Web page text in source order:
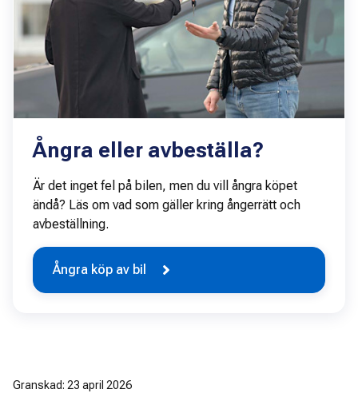
Ångra eller avbeställa?
Är det inget fel på bilen, men du vill ångra köpet
ändå? Läs om vad som gäller kring ångerrätt och
avbeställning.
Ångra köp av bil
Granskad: 23 april 2026